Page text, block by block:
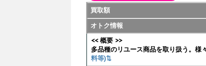
買取額
オトク情報
<< 概要 >>
多品種のリユース商品を取り扱う。様
料等)⇅